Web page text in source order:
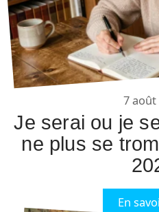
7 août
Je serai ou je
ne plus se
En